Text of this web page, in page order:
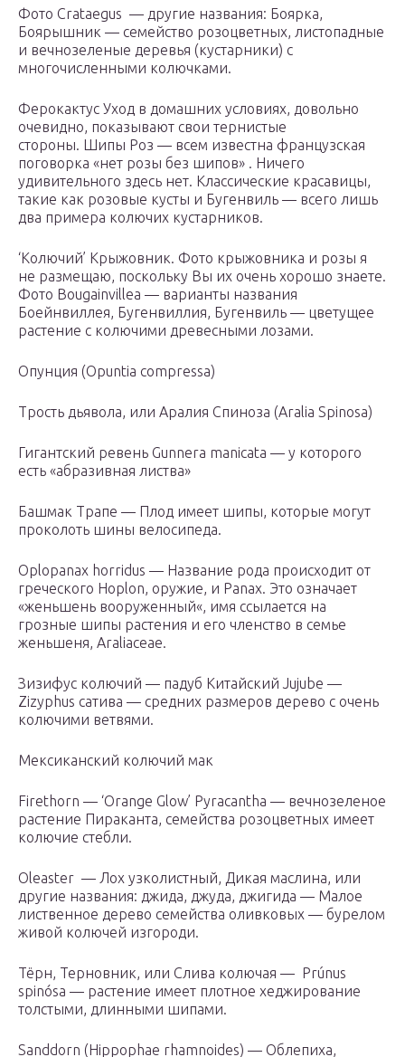
Фото Crataegus — другие названия: Боярка,
Боярышник — семейство розоцветных, листопадные
и вечнозеленые деревья (кустарники) с
многочисленными колючками.
Ферокактус Уход в домашних условиях, довольно
очевидно, показывают свои тернистые
стороны. Шипы Роз — всем известна французская
поговорка «нет розы без шипов» . Ничего
удивительного здесь нет. Классические красавицы,
такие как розовые кусты и Бугенвиль — всего лишь
два примера колючих кустарников.
‘Колючий’ Крыжовник. Фото крыжовника и розы я
не размещаю, поскольку Вы их очень хорошо знаете.
Фото Bougainvillea — варианты названия
Боейнвиллея, Бугенвиллия, Бугенвиль — цветущее
растение с колючими древесными лозами.
Опунция (Opuntia compressa)
Трость дьявола, или Аралия Спиноза (Aralia Spinosa)
Гигантский ревень Gunnera manicata — у которого
есть «абразивная листва»
Башмак Трапе — Плод имеет шипы, которые могут
проколоть шины велосипеда.
Oplopanax horridus — Название рода происходит от
греческого Hoplon, оружие, и Panax. Это означает
«женьшень вооруженный«, имя ссылается на
грозные шипы растения и его членство в семье
женьшеня, Araliaceae.
Зизифус колючий — падуб Китайский Jujube —
Zizyphus сатива — средних размеров дерево с очень
колючими ветвями.
Мексиканский колючий мак
Firethorn — ‘Orange Glow’ Pyracantha — вечнозеленое
растение Пираканта, семейства розоцветных имеет
колючие стебли.
Oleaster — Лох узколистный, Дикая маслина, или
другие названия: джида, джуда, джигида — Малое
лиственное дерево семейства оливковых — бурелом
живой колючей изгороди.
Тёрн, Терновник, или Слива колючая — Prúnus
spinósa — растение имеет плотное хеджирование
толстыми, длинными шипами.
Sanddorn (Hippophae rhamnoides) — Облепиха,